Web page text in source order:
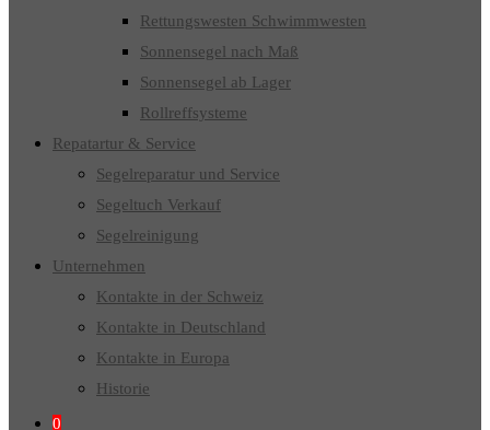
Rettungswesten Schwimmwesten
Sonnensegel nach Maß
Sonnensegel ab Lager
Rollreffsysteme
Repatartur & Service
Segelreparatur und Service
Segeltuch Verkauf
Segelreinigung
Unternehmen
Kontakte in der Schweiz
Kontakte in Deutschland
Kontakte in Europa
Historie
0